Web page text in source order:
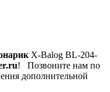
X-Balog BL-204-
! Позвоните нам по
дополнительной